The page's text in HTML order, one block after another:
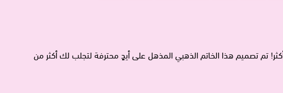
تم تصميم هذا الخاتم الذهبي المذهل على أيدٍ محترفة لتجلب لك أكثر من